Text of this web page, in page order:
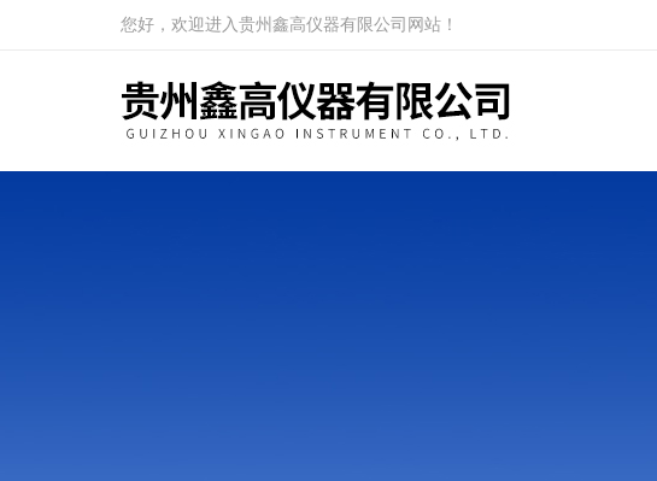
您好，欢迎进入贵州鑫高仪器有限公司网站！